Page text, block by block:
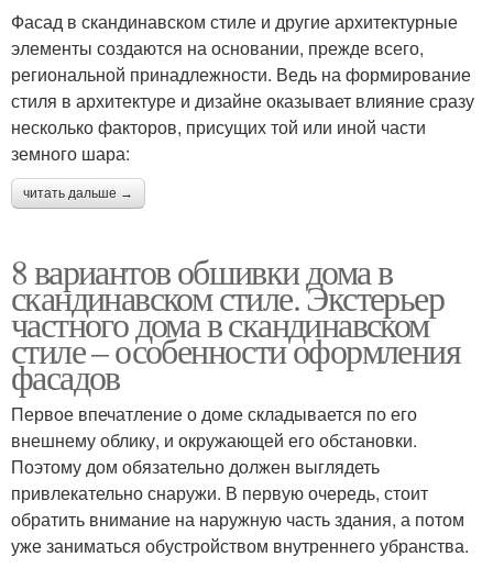
Фасад в скандинавском стиле и другие архитектурные
элементы создаются на основании, прежде всего,
региональной принадлежности. Ведь на формирование
стиля в архитектуре и дизайне оказывает влияние сразу
несколько факторов, присущих той или иной части
земного шара:
читать дальше →
8 вариантов обшивки дома в
скандинавском стиле. Экстерьер
частного дома в скандинавском
стиле – особенности оформления
фасадов
Первое впечатление о доме складывается по его
внешнему облику, и окружающей его обстановки.
Поэтому дом обязательно должен выглядеть
привлекательно снаружи. В первую очередь, стоит
обратить внимание на наружную часть здания, а потом
уже заниматься обустройством внутреннего убранства.